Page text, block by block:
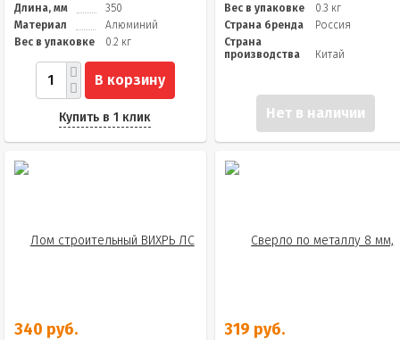
Длина, мм
350
Материал
Алюминий
Вес в упаковке
0.2 кг
В корзину
Купить в 1 клик
Вес в упаковке
0.3 кг
Страна бренда
Россия
Страна
производства
Китай
Нет в наличии
340 руб. 319 руб.